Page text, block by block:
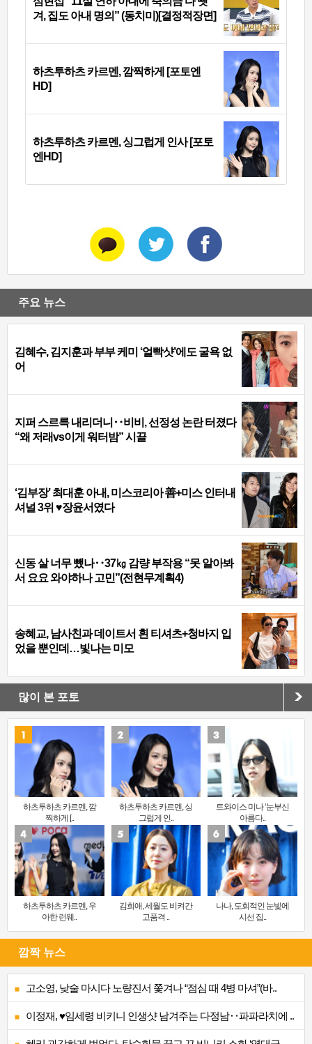
겨, 집도 아내 명의” (동치미)[결정적장면]
하츠투하츠 카르멘, 깜찍하게 [포토엔
HD]
하츠투하츠 카르멘, 싱그럽게 인사 [포토
엔HD]
주요 뉴스
김혜수, 김지훈과 부부 케미 ‘얼빡샷’에도 굴욕 없
어
지퍼 스르륵 내리더니‥비비, 선정성 논란 터졌다
“왜 저래vs이게 워터밤” 시끌
‘김부장’ 최대훈 아내, 미스코리아 善+미스 인터내
셔널 3위 ♥장윤서였다
신동 살 너무 뺐나‥37㎏ 감량 부작용 “못 알아봐
서 요요 와야하나 고민”(전현무계획4)
송혜교, 남사친과 데이트서 흰 티셔츠+청바지 입
었을 뿐인데…빛나는 미모
많이 본 포토
하츠투하츠 카르멘, 깜
찍하게 [..
하츠투하츠 카르멘, 싱
그럽게 인..
트와이스 미나 ‘눈부신
아름다..
하츠투하츠 카르멘, 우
아한 런웨..
김희애, 세월도 비켜간
고품격 ..
나나, 도회적인 눈빛에
시선 집..
깜짝 뉴스
고소영, 낮술 마시다 노량진서 쫓겨나 “점심 때 4병 마셔”(바..
이정재, ♥임세령 비키니 인생샷 남겨주는 다정남‥파파라치에 ..